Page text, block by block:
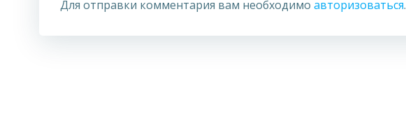
Для отправки комментария вам необходимо авторизоваться.